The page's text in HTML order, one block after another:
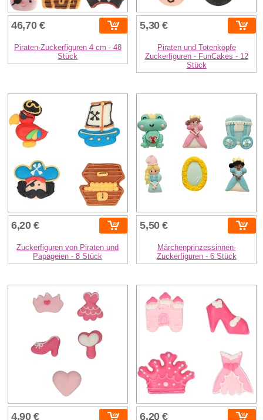
46,70 €
Piraten-Zuckerfiguren 4 cm - 48
Stück
5,30 €
Piraten und Totenköpfe
Zuckerfiguren - FunCakes - 12
Stück
6,20 €
Zuckerfiguren von Piraten und
Papageien - 8 Stück
5,50 €
Märchenprinzessinnen-
Zuckerfiguren - 6 Stück
4,90 € 6,20 €